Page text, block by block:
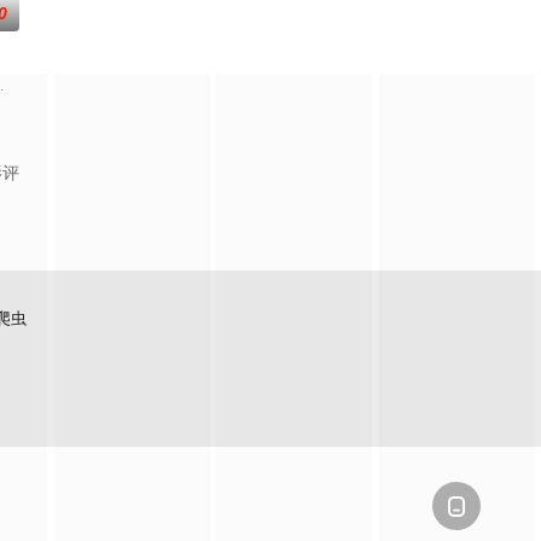
群手杰克（洛马斯饰）所困扰，他是
队即将展开一场前所未有的巅峰对决！而此时的功夫女足队员们开局直接
评

虫